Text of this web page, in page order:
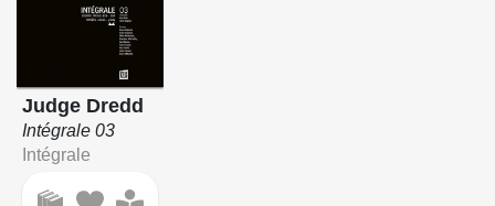
Judge Dredd
Intégrale 03
Intégrale